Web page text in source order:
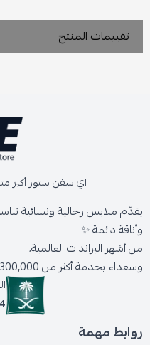
تقييمات المنتج
اي سفن ستور أكبر
يقدّم ملابس رجالية ونسائية
وأناقة دائمة ✨
من أشهر البراندات العالمية،
وسعداء بخدمة أكثر من 300,000 عميل حول المملكة.
روابط مهمة